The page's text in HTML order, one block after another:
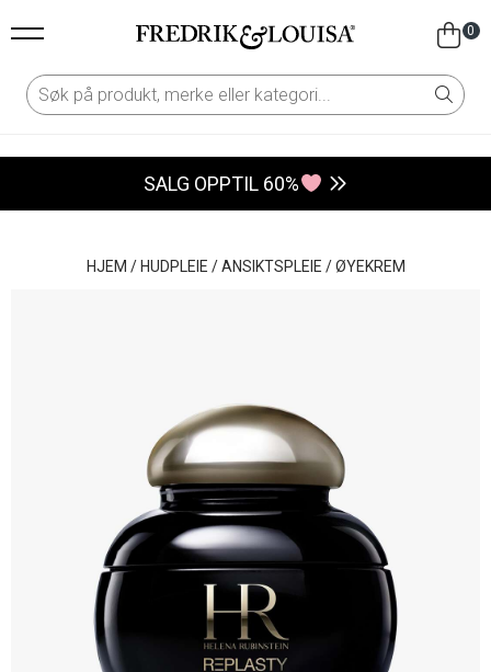
0
SALG OPPTIL 60%
HJEM / HUDPLEIE /ANSIKTSPLEIE /ØYEKREM